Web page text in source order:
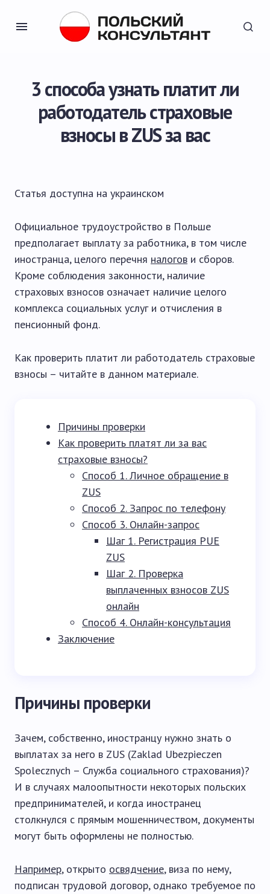
3 способа узнать платит ли
работодатель страховые
взносы в ZUS за вас
Статья доступна на украинском
Официальное трудоустройство в Польше
предполагает выплату за работника, в том числе
иностранца, целого перечня налогов и сборов.
Кроме соблюдения законности, наличие
страховых взносов означает наличие целого
комплекса социальных услуг и отчисления в
пенсионный фонд.
Как проверить платит ли работодатель страховые
взносы – читайте в данном материале.
Причины проверки
Как проверить платят ли за вас
страховые взносы?
Способ 1. Личное обращение в
ZUS
Способ 2. Запрос по телефону
Способ 3. Онлайн-запрос
Шаг 1. Регистрация PUE
ZUS
Шаг 2. Проверка
выплаченных взносов ZUS
онлайн
Способ 4. Онлайн-консультация
Заключение
Причины проверки
Зачем, собственно, иностранцу нужно знать о
выплатах за него в ZUS (Zaklad Ubezpieczen
Spolecznych – Служба социального страхования)?
И в случаях малоопытности некоторых польских
предпринимателей, и когда иностранец
столкнулся с прямым мошенничеством, документы
могут быть оформлены не полностью.
Например, открыто освядчение, виза по нему,
подписан трудовой договор, однако требуемое по